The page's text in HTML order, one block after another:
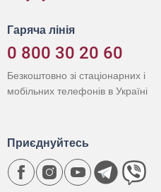
Гаряча лінія
0 800 30 20 60
Безкоштовно зі стаціонарних і
мобільних телефонів в Україні
Приєднуйтесь